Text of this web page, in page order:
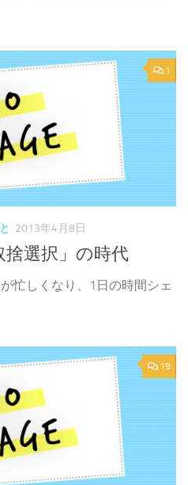
1
2013年4月8日
選択」の時代
忙しくなり、1日の時間シェ
19